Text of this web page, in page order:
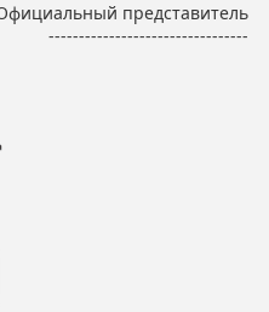
представитель
---------------------------------